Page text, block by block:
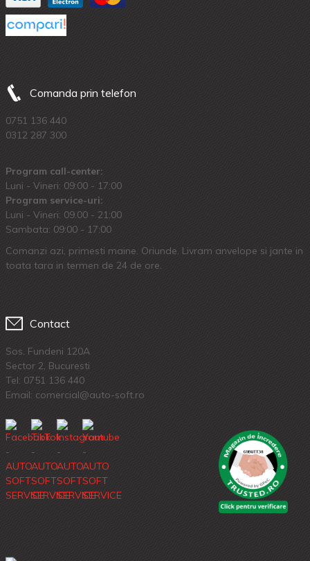
Comanda prin telefon
0751 136 440
0312 287 300
Program call-center:
Luni - Vineri: 09:00 - 17:00
Program service-uri:
Luni - Vineri: 09.00 - 21:00
Sambata: 09:00 - 17:00
Comanzi azi, primesti maine. Oriunde. Livram anvelope si jante in
toata tara in termen de 24 de ore.
Contact
Sos. Fundeni 120A
Sector 2, Bucuresti
Tel: 0751 136 440
Email: comercial@auto-soft.ro